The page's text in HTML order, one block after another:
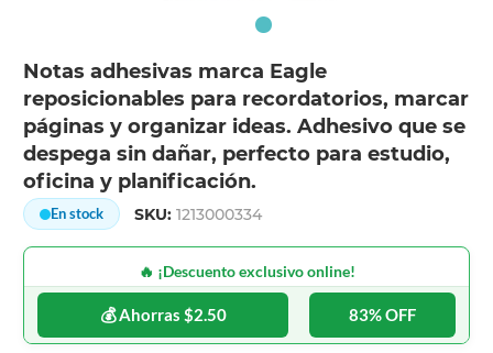
Notas adhesivas marca Eagle
reposicionables para recordatorios, marcar
páginas y organizar ideas. Adhesivo que se
despega sin dañar, perfecto para estudio,
oficina y planificación.
En stock SKU:1213000334
🔥 ¡Descuento exclusivo online!
💰 Ahorras $2.50 83% OFF